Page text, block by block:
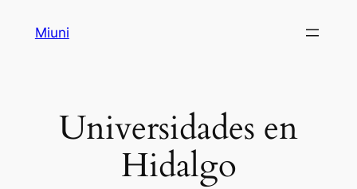
Miuni
Universidades en
Hidalgo